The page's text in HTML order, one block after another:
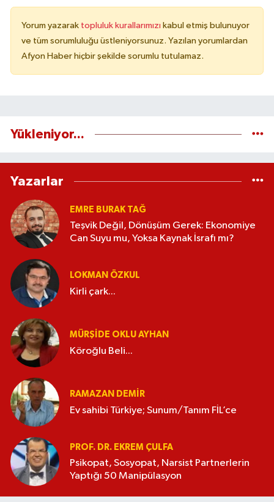
Yorum yazarak topluluk kurallarımızı kabul etmiş bulunuyor
ve tüm sorumluluğu üstleniyorsunuz. Yazılan yorumlardan
Afyon Haber hiçbir şekilde sorumlu tutulamaz.
Yükleniyor...
Yazarlar
EMRE BURAK TAĞ
Teşvik Değil, Dönüşüm Gerek: Ekonomiye
Can Suyu mu, Yoksa Kaynak İsrafı mı?
LOKMAN ÖZKUL
Kirli çark...
MÜRŞIDE OKLU AYHAN
Köroğlu Beli...
RAMAZAN DEMİR
Ev sahibi Türkiye; Sunum/Tanım FİL’ce
PROF. DR. EKREM ÇULFA
Psikopat, Sosyopat, Narsist Partnerlerin
Yaptığı 50 Manipülasyon